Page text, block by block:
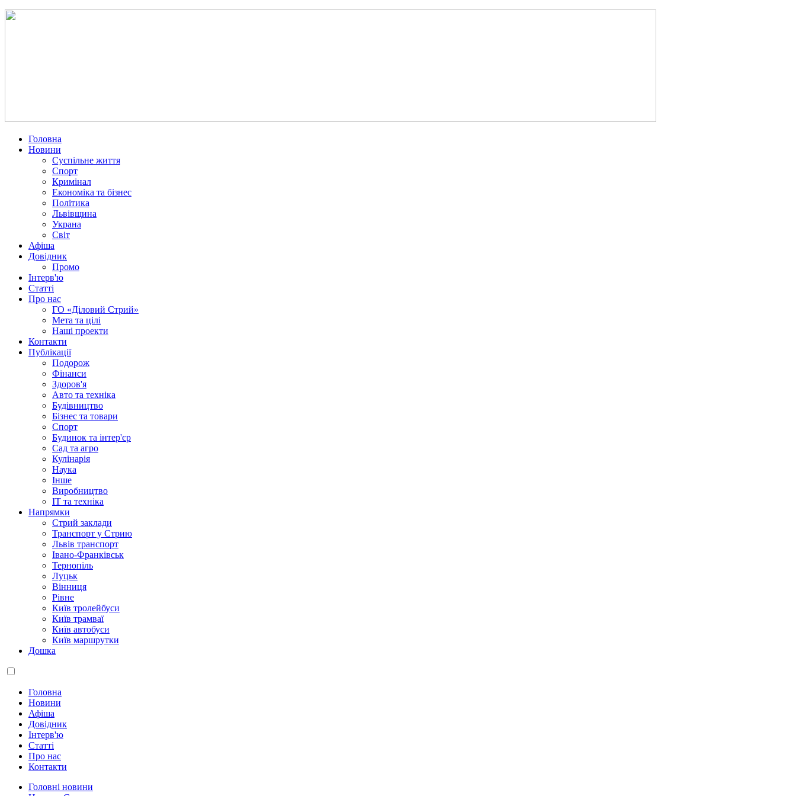
Головна
Новини
Суспільне життя
Спорт
Кримінал
Економіка та бізнес
Політика
Львівщина
Украна
Світ
Афіша
Довідник
Промо
Інтерв'ю
Статті
Про нас
ГО «Діловий Стрий»
Мета та цілі
Наші проекти
Контакти
Публікації
Подорож
Фінанси
Здоров'я
Авто та техніка
Будівництво
Бізнес та товари
Спорт
Будинок та інтер'єр
Сад та агро
Кулінарія
Наука
Інше
Виробництво
IT та техніка
Напрямки
Стрий заклади
Транспорт у Стрию
Львів транспорт
Івано-Франківськ
Тернопіль
Луцьк
Вінниця
Рівне
Київ тролейбуси
Київ трамваї
Київ автобуси
Київ маршрутки
Дошка
Головна
Новини
Афіша
Довідник
Інтерв'ю
Статті
Про нас
Контакти
Головні новини